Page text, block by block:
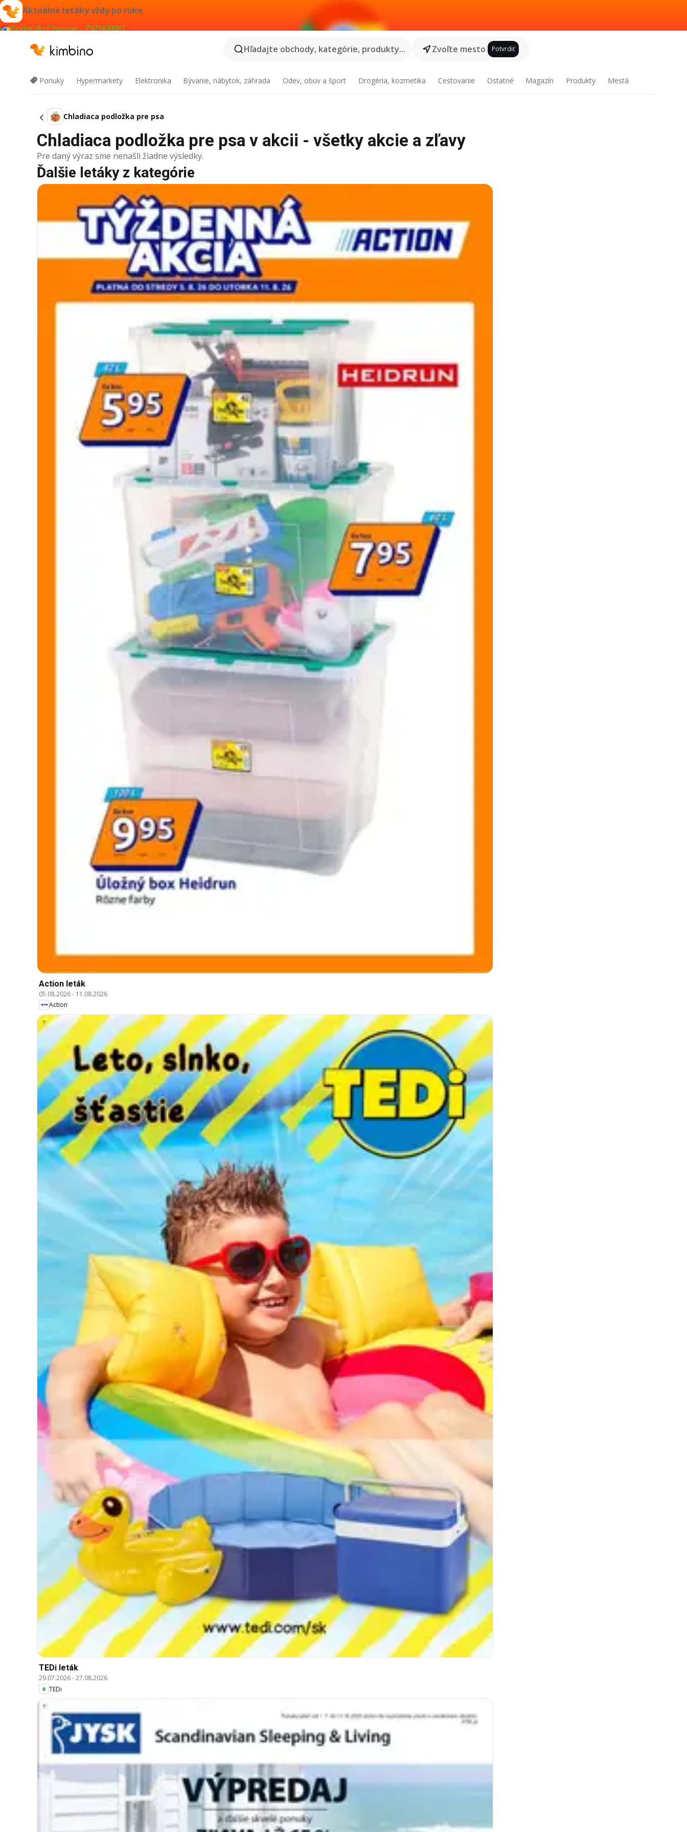
Aktuálne letáky vždy po ruke
Pridať do Chrome - ZADARMO
Hľadajte obchody, kategórie, produkty...
Zvoľte mesto Potvrdiť
Ponuky Hypermarkety Elektronika Bývanie, nábytok, záhrada Odev, obuv a šport Drogéria, kozmetika Cestovanie Ostatné Magazín Produkty Mestá
Chladiaca podložka pre psa
Chladiaca podložka pre psa v akcii - všetky akcie a zľavy
Pre daný výraz sme nenašli žiadne výsledky.
Ďalšie letáky z kategórie
Action leták
05.08.2026- 11.08.2026
Action
TEDi leták
29.07.2026-27.08.2026
TEDi